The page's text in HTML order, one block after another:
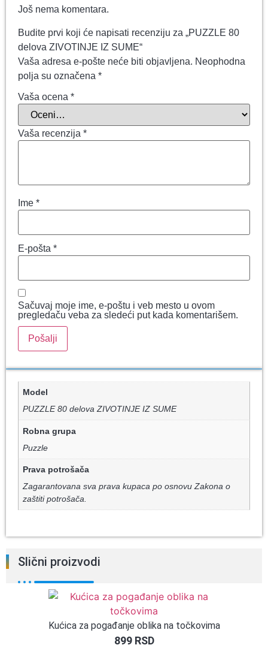
Još nema komentara.
Budite prvi koji će napisati recenziju za „PUZZLE 80
delova ZIVOTINJE IZ SUME“
Vaša adresa e-pošte neće biti objavljena. Neophodna
polja su označena *
Vaša ocena *
Vaša recenzija *
Ime *
E-pošta *
Sačuvaj moje ime, e-poštu i veb mesto u ovom
pregledaču veba za sledeći put kada komentarišem.
Model
PUZZLE 80 delova ZIVOTINJE IZ SUME
Robna grupa
Puzzle
Prava potrošača
Zagarantovana sva prava kupaca po osnovu Zakona o
zaštiti potrošača.
Slični proizvodi
Kućica za pogađanje oblika na točkovima
899 RSD